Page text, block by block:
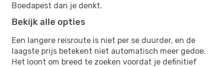
Boedapest dan je denkt.
Bekijk alle opties
Een langere reisroute is niet per se duurder, en de
laagste prijs betekent niet automatisch meer gedoe.
Het loont om breed te zoeken voordat je definitief